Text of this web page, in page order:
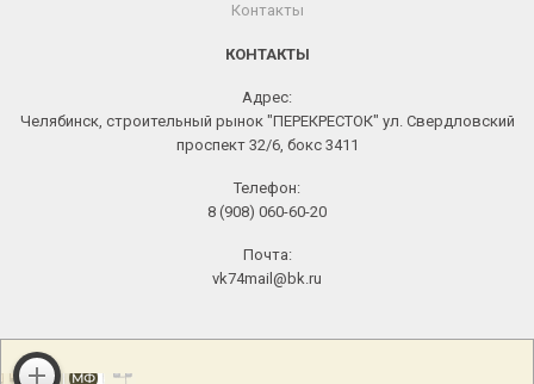
Контакты
КОНТАКТЫ
Адрес:
Челябинск, строительный рынок "ПЕРЕКРЕСТОК" ул. Свердловский
проспект 32/6, бокс 3411
Телефон:
8 (908) 060-60-20
Почта:
vk74mail@bk.ru